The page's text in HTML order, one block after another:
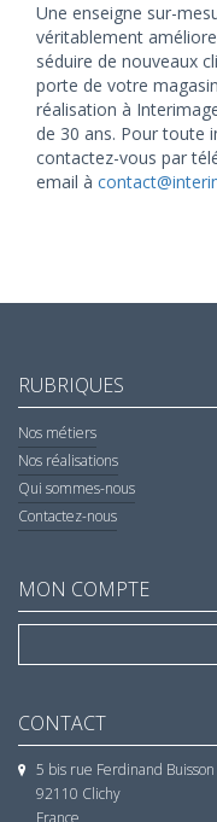
Une enseigne sur-
véritablement
séduire de nouveaux
porte de votre
réalisation à
de 30 ans. Pour toute
contactez-vous par
email à
RUBRIQUES
Nos métiers
Nos réalisations
Qui sommes-nous
Contactez-nous
MON COMPTE
CONTACT
5 bis rue Ferdinand Buisson
92110 Clichy
France